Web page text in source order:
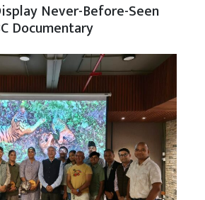
Never-Before-Seen
Documentary